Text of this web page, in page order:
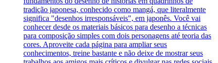
tradição japonesa, conhecido como mangá, que literalmente
significa "desenhos irresponsáveis", em japonês. Você vai
conhecer desde os materiais básicos para desenho a técnicas
para composição simples com dois personagens até teoria das
cores. Aproveite cada página para ampliar seus
conhecimentos, treine bastante e não deixe de mostrar seus